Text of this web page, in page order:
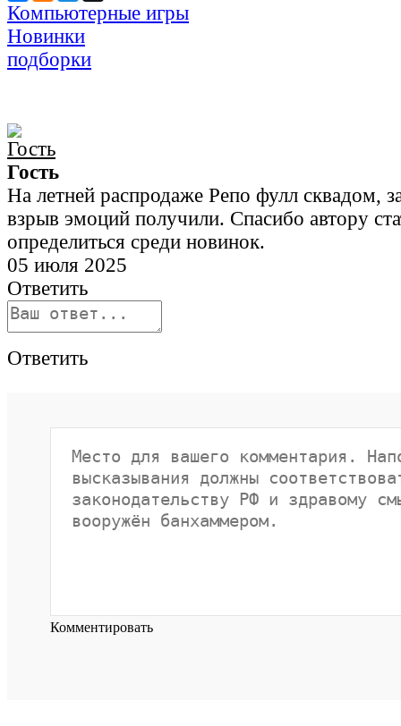
Компьютерные игры
Новинки
подборки
Гость
На летней распродаже Репо фулл сквадом,
взрыв эмоций получили. Спасибо автору
определиться среди новинок.
05 июля 2025
Ответить
Ответить
Комментировать